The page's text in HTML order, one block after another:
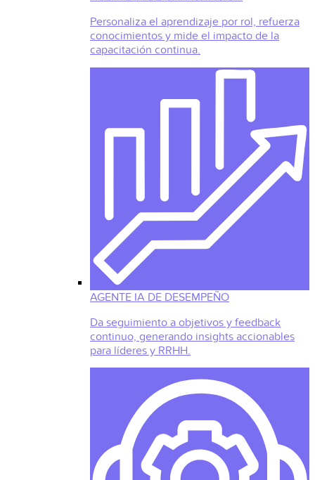
Personaliza el aprendizaje por rol, refuerza
conocimientos y mide el impacto de la
capacitación continua.
AGENTE IA DE DESEMPEÑO
Da seguimiento a objetivos y feedback
continuo, generando insights accionables
para líderes y RRHH.